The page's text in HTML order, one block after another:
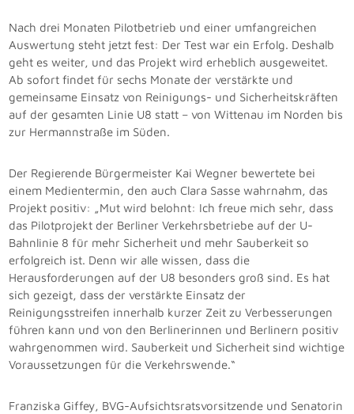
Nach drei Monaten Pilotbetrieb und einer umfangreichen
Auswertung steht jetzt fest: Der Test war ein Erfolg. Deshalb
geht es weiter, und das Projekt wird erheblich ausgeweitet.
Ab sofort findet für sechs Monate der verstärkte und
gemeinsame Einsatz von Reinigungs- und Sicherheitskräften
auf der gesamten Linie U8 statt – von Wittenau im Norden bis
zur Hermannstraße im Süden.
Der Regierende Bürgermeister Kai Wegner bewertete bei
einem Medientermin, den auch Clara Sasse wahrnahm, das
Projekt positiv: „Mut wird belohnt: Ich freue mich sehr, dass
das Pilotprojekt der Berliner Verkehrsbetriebe auf der U-
Bahnlinie 8 für mehr Sicherheit und mehr Sauberkeit so
erfolgreich ist. Denn wir alle wissen, dass die
Herausforderungen auf der U8 besonders groß sind. Es hat
sich gezeigt, dass der verstärkte Einsatz der
Reinigungsstreifen innerhalb kurzer Zeit zu Verbesserungen
führen kann und von den Berlinerinnen und Berlinern positiv
wahrgenommen wird. Sauberkeit und Sicherheit sind wichtige
Voraussetzungen für die Verkehrswende.“
Franziska Giffey, BVG-Aufsichtsratsvorsitzende und Senatorin